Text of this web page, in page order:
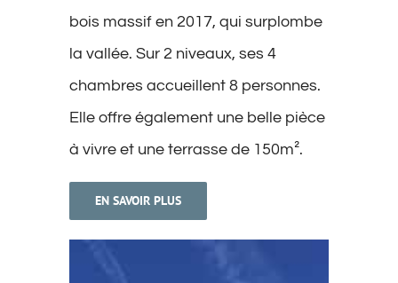
bois massif en 2017, qui surplombe
la vallée. Sur 2 niveaux, ses 4
chambres accueillent 8 personnes.
Elle offre également une belle pièce
à vivre et une terrasse de 150m².
EN SAVOIR PLUS